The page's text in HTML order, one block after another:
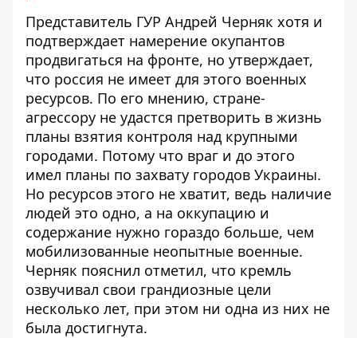
Представитель ГУР Андрей Черняк хотя и
подтверждает намерение окупантов
продвигаться на фронте, но утверждает,
что россия не имеет для этого военных
ресурсов. По его мнению, стране-
агрессору не удастся претворить в жизнь
планы взятия контроля над крупными
городами. Потому что враг и до этого
имел планы по захвату городов Украины.
Но ресурсов этого не хватит, ведь наличие
людей это одно, а на оккупацию и
содержание нужно гораздо больше, чем
мобилизованные неопытные военные.
Черняк пояснил отметил, что кремль
озвучивал свои грандиозные цели
несколько лет, при этом ни одна из них не
была достигнута.